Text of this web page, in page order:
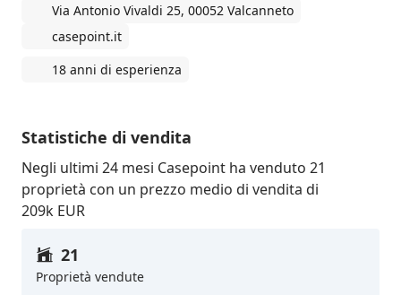
Via Antonio Vivaldi 25, 00052 Valcanneto
casepoint.it
18 anni di esperienza
Statistiche di vendita
Negli ultimi 24 mesi Casepoint ha venduto 21
proprietà con un prezzo medio di vendita di
209k EUR
21
Proprietà vendute